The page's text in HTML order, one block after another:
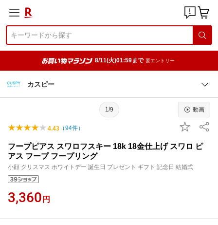
8/11(火)01:59まで 要エントリー
カスピー
1/9 動画
4.43 （94件）
フープピアス スワロフスキー 18k 18金仕上げ スワロ ピ
アス フープ フープリング
小顔 クリスマス ホワイトデー 誕生日 プレゼント ギフト 記念日 結婚式
3,360 円